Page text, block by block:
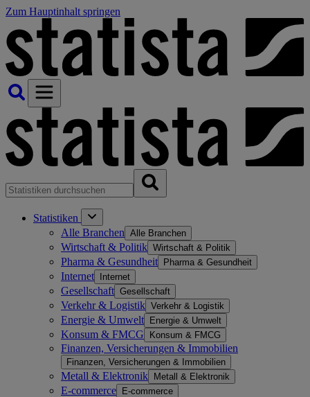
Zum Hauptinhalt springen
Statistiken
Alle Branchen Alle Branchen
Wirtschaft & Politik Wirtschaft & Politik
Pharma & Gesundheit Pharma & Gesundheit
Internet Internet
Gesellschaft Gesellschaft
Verkehr & Logistik Verkehr & Logistik
Energie & Umwelt Energie & Umwelt
Konsum & FMCG Konsum & FMCG
Finanzen, Versicherungen & Immobilien
Finanzen, Versicherungen & Immobilien
Metall & Elektronik Metall & Elektronik
E-commerce E-commerce